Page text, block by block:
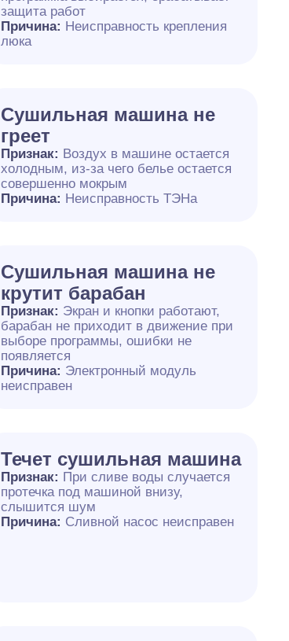
защита работ
Причина: Неисправность крепления
люка
Сушильная машина не
греет
Признак: Воздух в машине остается
холодным, из-за чего белье остается
совершенно мокрым
Причина: Неисправность ТЭНа
Сушильная машина не
крутит барабан
Признак: Экран и кнопки работают,
барабан не приходит в движение при
выборе программы, ошибки не
появляется
Причина: Электронный модуль
неисправен
Течет сушильная машина
Признак: При сливе воды случается
протечка под машиной внизу,
слышится шум
Причина: Сливной насос неисправен